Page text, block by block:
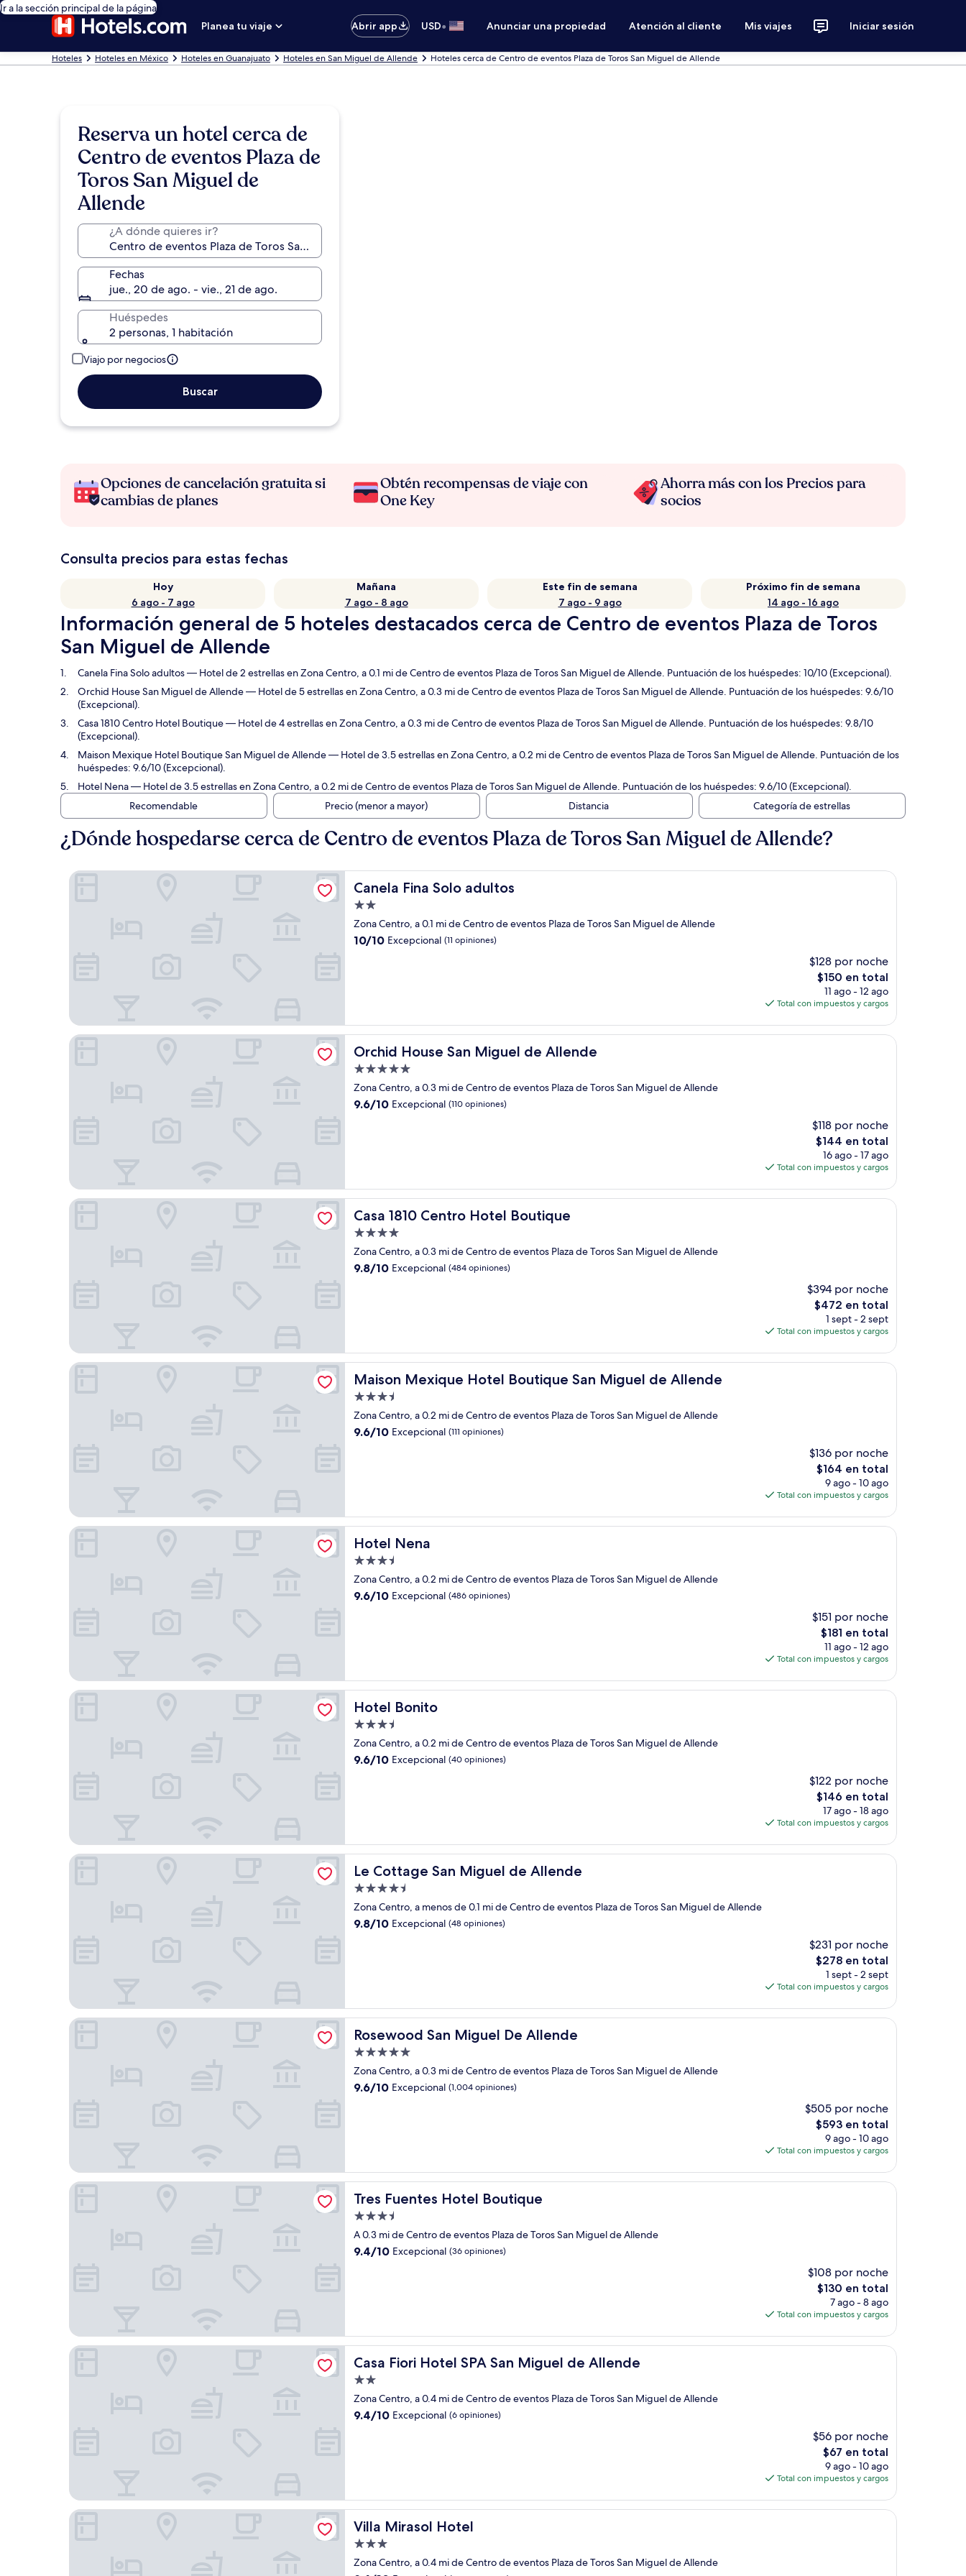
Ir a la sección principal de la página
Planea tu viaje
Abrir app USD• Anunciar una propiedad Atención al cliente Mis viajes Iniciar sesión
Hoteles Hoteles en México Hoteles en Guanajuato Hoteles en San Miguel de Allende Hoteles cerca de Centro de eventos Plaza de Toros San Miguel de Allende
Reserva un hotel cerca de
Centro de eventos Plaza de
Toros San Miguel de
Allende
¿A dónde quieres ir?
Fechas
jue., 20 de ago. - vie., 21 de ago.
Huéspedes
2 personas, 1 habitación
Viajo por negocios
Buscar
Opciones de cancelación gratuita si
cambias de planes
Obtén recompensas de viaje con
One Key
Ahorra más con los Precios para
socios
Consulta precios para estas fechas
Hoy
6 ago - 7 ago
Mañana
7 ago - 8 ago
Este fin de semana
7 ago - 9 ago
Próximo fin de semana
14 ago - 16 ago
Información general de 5 hoteles destacados cerca de Centro de eventos Plaza de Toros
San Miguel de Allende
Canela Fina Solo adultos— Hotel de 2 estrellas en Zona Centro, a 0.1 mi de Centro de eventos Plaza de Toros San Miguel de Allende. Puntuación de los huéspedes: 10/10 (Excepcional).
Orchid House San Miguel de Allende— Hotel de 5 estrellas en Zona Centro, a 0.3 mi de Centro de eventos Plaza de Toros San Miguel de Allende. Puntuación de los huéspedes: 9.6/10
(Excepcional).
Casa 1810 Centro Hotel Boutique— Hotel de 4 estrellas en Zona Centro, a 0.3 mi de Centro de eventos Plaza de Toros San Miguel de Allende. Puntuación de los huéspedes: 9.8/10
(Excepcional).
Maison Mexique Hotel Boutique San Miguel de Allende— Hotel de 3.5 estrellas en Zona Centro, a 0.2 mi de Centro de eventos Plaza de Toros San Miguel de Allende. Puntuación de los
huéspedes: 9.6/10 (Excepcional).
Hotel Nena— Hotel de 3.5 estrellas en Zona Centro, a 0.2 mi de Centro de eventos Plaza de Toros San Miguel de Allende. Puntuación de los huéspedes: 9.6/10 (Excepcional).
Recomendable
Precio (menor a mayor) Distancia Categoría de estrellas
¿Dónde hospedarse cerca de Centro de eventos Plaza de Toros San Miguel de Allende?
Canela Fina Solo adultos
Canela Fina Solo adultos
Propiedad
de
2.0
Zona Centro, a 0.1 mi de Centro de eventos Plaza de Toros San Miguel de Allende
10.0
10/10 Excepcional (11 opiniones)
$128 por noche
El
precio
actual
de
$150 en total
11 ago - 12 ago
Total con impuestos y cargos
Canela Fina Solo adultos
Orchid House San Miguel de Allende
Orchid House San Miguel de Allende
Propiedad
de
5.0
Zona Centro, a 0.3 mi de Centro de eventos Plaza de Toros San Miguel de Allende
9.6
9.6/10 Excepcional (110 opiniones)
$118 por noche
El
precio
actual
de
$144 en total
16 ago - 17 ago
Total con impuestos y cargos
Orchid House San Miguel de Allende
Casa 1810 Centro Hotel Boutique
Casa 1810 Centro Hotel Boutique
Propiedad
de
4.0
Zona Centro, a 0.3 mi de Centro de eventos Plaza de Toros San Miguel de Allende
9.8
9.8/10 Excepcional (484 opiniones)
$394 por noche
El
precio
actual
de
$472 en total
1 sept - 2 sept
Total con impuestos y cargos
Casa 1810 Centro Hotel Boutique
Maison Mexique Hotel Boutique San Miguel de Allende
Maison Mexique Hotel Boutique San Miguel de Allende
Propiedad
de
3.5
Zona Centro, a 0.2 mi de Centro de eventos Plaza de Toros San Miguel de Allende
9.6
9.6/10 Excepcional (111 opiniones)
$136 por noche
El
precio
actual
de
$164 en total
9 ago - 10 ago
Total con impuestos y cargos
Maison Mexique Hotel Boutique San Miguel de Allende
Hotel Nena
Hotel Nena
Propiedad
de
3.5
Zona Centro, a 0.2 mi de Centro de eventos Plaza de Toros San Miguel de Allende
9.6
9.6/10 Excepcional (486 opiniones)
$151 por noche
El
precio
actual
de
$181 en total
11 ago - 12 ago
Total con impuestos y cargos
Hotel Nena
Hotel Bonito
Hotel Bonito
Propiedad
de
3.5
Zona Centro, a 0.2 mi de Centro de eventos Plaza de Toros San Miguel de Allende
9.6
9.6/10 Excepcional (40 opiniones)
$122 por noche
El
precio
actual
de
$146 en total
17 ago - 18 ago
Total con impuestos y cargos
Hotel Bonito
Le Cottage San Miguel de Allende
Le Cottage San Miguel de Allende
Propiedad
de
4.5
Zona Centro, a menos de 0.1 mi de Centro de eventos Plaza de Toros San Miguel de Allende
9.8
9.8/10 Excepcional (48 opiniones)
$231 por noche
El
precio
actual
de
$278 en total
1 sept - 2 sept
Total con impuestos y cargos
Le Cottage San Miguel de Allende
Rosewood San Miguel De Allende
Rosewood San Miguel De Allende
Propiedad
de
5.0
Zona Centro, a 0.3 mi de Centro de eventos Plaza de Toros San Miguel de Allende
9.6
9.6/10 Excepcional (1,004 opiniones)
$505 por noche
El
precio
actual
de
$593 en total
9 ago - 10 ago
Total con impuestos y cargos
Rosewood San Miguel De Allende
Tres Fuentes Hotel Boutique
Tres Fuentes Hotel Boutique
Propiedad
de
3.5
A 0.3 mi de Centro de eventos Plaza de Toros San Miguel de Allende
9.4
9.4/10 Excepcional (36 opiniones)
$108 por noche
El
precio
actual
de
$130 en total
7 ago - 8 ago
Total con impuestos y cargos
Tres Fuentes Hotel Boutique
Casa Fiori Hotel SPA San Miguel de Allende
Casa Fiori Hotel SPA San Miguel de Allende
Propiedad
de
2.0
Zona Centro, a 0.4 mi de Centro de eventos Plaza de Toros San Miguel de Allende
9.4
9.4/10 Excepcional (6 opiniones)
$56 por noche
El
precio
actual
de
$67 en total
9 ago - 10 ago
Total con impuestos y cargos
Casa Fiori Hotel SPA San Miguel de Allende
Villa Mirasol Hotel
Villa Mirasol Hotel
Propiedad
de
Zona Centro, a 0.4 mi de Centro de eventos Plaza de Toros San Miguel de Allende
Villa Mirasol Hotel